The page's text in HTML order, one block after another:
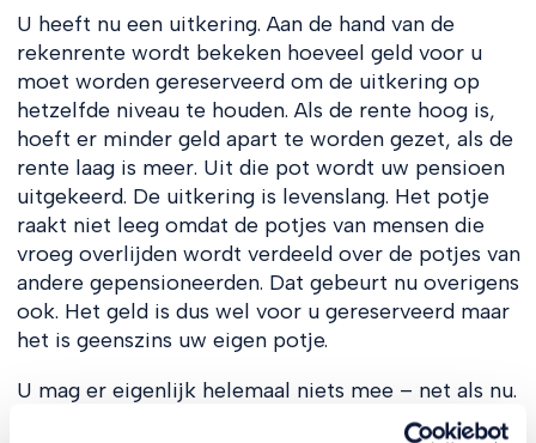
U heeft nu een uitkering. Aan de hand van de
rekenrente wordt bekeken hoeveel geld voor u
moet worden gereserveerd om de uitkering op
hetzelfde niveau te houden. Als de rente hoog is,
hoeft er minder geld apart te worden gezet, als de
rente laag is meer. Uit die pot wordt uw pensioen
uitgekeerd. De uitkering is levenslang. Het potje
raakt niet leeg omdat de potjes van mensen die
vroeg overlijden wordt verdeeld over de potjes van
andere gepensioneerden. Dat gebeurt nu overigens
ook. Het geld is dus wel voor u gereserveerd maar
het is geenszins uw eigen potje.
U mag er eigenlijk helemaal niets mee – net als nu.
Voor aanstaande gepensioneerden was gedacht dat